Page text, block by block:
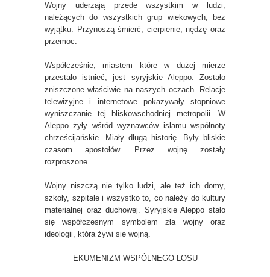
Wojny uderzają przede wszystkim w ludzi,
należących do wszystkich grup wiekowych, bez
wyjątku. Przynoszą śmierć, cierpienie, nędzę oraz
przemoc.
Współcześnie, miastem które w dużej mierze
przestało istnieć, jest syryjskie Aleppo. Zostało
zniszczone właściwie na naszych oczach. Relacje
telewizyjne i internetowe pokazywały stopniowe
wyniszczanie tej bliskowschodniej metropolii. W
Aleppo żyły wśród wyznawców islamu wspólnoty
chrześcijańskie. Miały długą historię. Były bliskie
czasom apostołów. Przez wojnę zostały
rozproszone.
Wojny niszczą nie tylko ludzi, ale też ich domy,
szkoły, szpitale i wszystko to, co należy do kultury
materialnej oraz duchowej. Syryjskie Aleppo stało
się współczesnym symbolem zła wojny oraz
ideologii, która żywi się wojną.
EKUMENIZM WSPÓLNEGO LOSU